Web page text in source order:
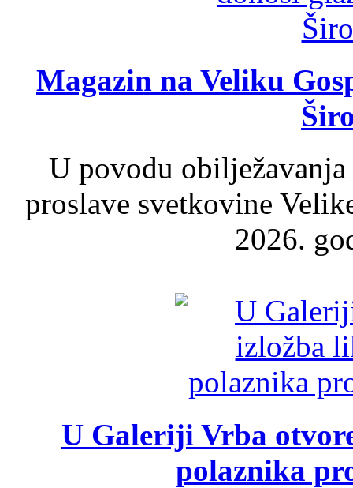
Magazin na Veliku
U povodu
proslave svetkovine
2026.
U Galeriji Vrba
polaznika